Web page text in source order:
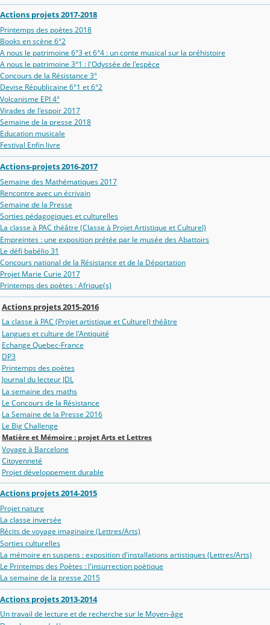
Actions projets 2017-2018
Printemps des poètes 2018
Books en scène 6°2
A nous le patrimoine 6°3 et 6°4 : un conte musical sur la préhistoire
A nous le patrimoine 3°1 : l'Odyssée de l'espèce
Concours de la Résistance 3°
Devise Républicaine 6°1 et 6°2
Volcanisme EPI 4°
Virades de l'espoir 2017
Semaine de la presse 2018
Education musicale
Festival Enfin livre
Actions-projets 2016-2017
Semaine des Mathématiques 2017
Rencontre avec un écrivain
Semaine de la Presse
Sorties pédagogiques et culturelles
La classe à PAC théâtre (Classe à Projet Artistique et Culturel)
Empreintes : une exposition prétée par le musée des Abattoirs
Le défi babélio 31
Concours national de la Résistance et de la Déportation
Projet Marie Curie 2017
Printemps des poètes : Afrique(s)
Actions projets 2015-2016
La classe à PAC (Projet artistique et Culturel) théâtre
Langues et culture de l'Antiquité
Echange Quebec-France
DP3
Printemps des poètes
Journal du lecteur JDL
La semaine des maths
Le Concours de la Résistance
La Semaine de la Presse 2016
Le Big Challenge
Matière et Mémoire : projet Arts et Lettres
Voyage à Barcelone
Citoyenneté
Projet développement durable
Actions projets 2014-2015
Projet nature
La classe inversée
Récits de voyage imaginaire (Lettres/Arts)
Sorties culturelles
La mémoire en suspens : exposition d'installations artistiques (Lettres/Arts)
Le Printemps des Poètes : l'insurrection poètique
La semaine de la presse 2015
Actions projets 2013-2014
Un travail de lecture et de recherche sur le Moyen-âge